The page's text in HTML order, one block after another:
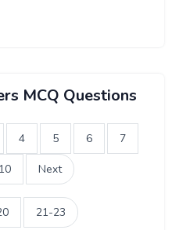
MCQ Questions
4 5 6 7
10 Next
21-23